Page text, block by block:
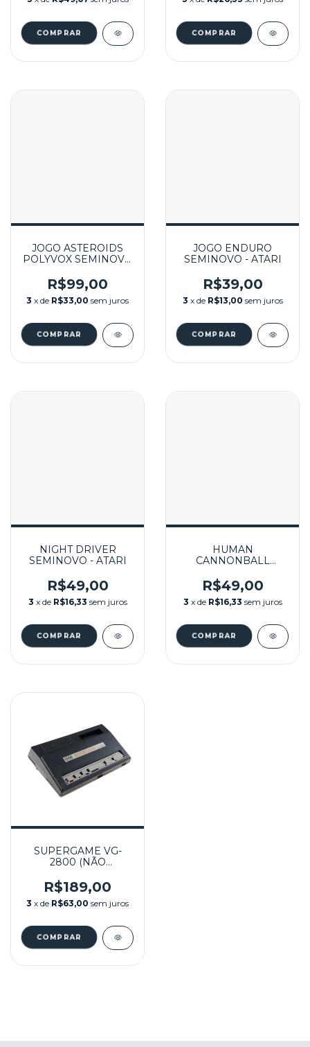
JOGO ASTEROIDS
POLYVOX SEMINOVO
R$99,00
3 x de R$33,00 sem juros
JOGO ENDURO
SEMINOVO - ATARI
R$39,00
3 x de R$13,00 sem juros
NIGHT DRIVER
SEMINOVO - ATARI
R$49,00
3 x de R$16,33 sem juros
HUMAN
CANNONBALL
R$49,00
3 x de R$16,33 sem juros
SUPERGAME VG-
2800 (NÃO
R$189,00
3 x de R$63,00 sem juros